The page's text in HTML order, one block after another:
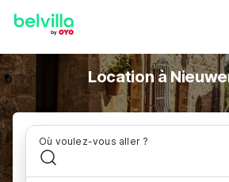
Location à
Où voulez-vous aller ?